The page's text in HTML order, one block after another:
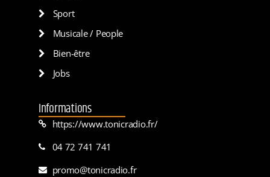
Sport
Musicale / People
Bien-être
Jobs
Informations
https://www.tonicradio.fr/
04 72 741 741
promo@tonicradio.fr